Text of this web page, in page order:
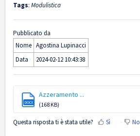
Tags: Modulistica
Pubblicato da
Nome Agostina Lupinacci
Data
2024-02-12 10:43:38
DOCX
Azzeramento ...
(168 KB)
Questa risposta ti è stata utile? Sì No